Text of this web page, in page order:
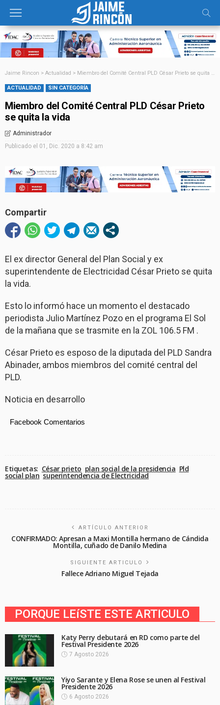
Jaime Rincon > Actualidad > Miembro del Comité Central PLD César Prieto se quita la vida
ACTUALIDAD SIN CATEGORÍA
Miembro del Comité Central PLD César Prieto
se quita la vida
Administrador
Publicado el 01, Dic. 2020 a 8:42 am
Compartir
El ex director General del Plan Social y ex
superintendente de Electricidad César Prieto se quita
la vida.
Esto lo informó hace un momento el destacado
periodista Julio Martínez Pozo en el programa El Sol
de la mañana que se trasmite en la ZOL 106.5 FM .
César Prieto es esposo de la diputada del PLD Sandra
Abinader, ambos miembros del comité central del
PLD.
Noticia en desarrollo
Facebook Comentarios
Etiquetas: César prieto plan social de la presidencia Pld
social plan superintendencia de Electricidad
ARTÍCULO ANTERIOR
CONFIRMADO: Apresan a Maxi Montilla hermano de Cándida
Montilla, cuñado de Danilo Medina
SIGUIENTE ARTICULO
Fallece Adriano Miguel Tejada
PORQUE LEíSTE ESTE ARTICULO
Katy Perry debutará en RD como parte del
Festival Presidente 2026
7 Agosto 2026
Yiyo Sarante y Elena Rose se unen al Festival
Presidente 2026
6 Agosto 2026